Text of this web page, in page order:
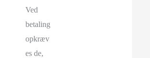
Ved
betaling
opkræv
es de,